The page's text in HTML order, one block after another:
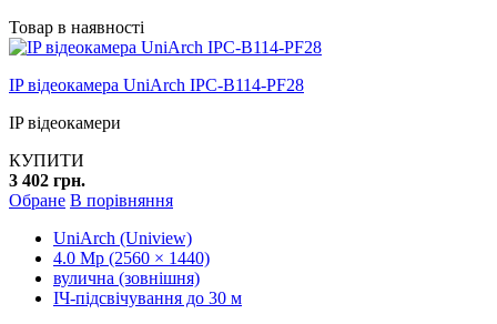
Товар в наявності
IP відеокамера UniArch IPC-B114-PF28
IP відеокамери
КУПИТИ
3 402 грн.
Обране В порівняння
UniArch (Uniview)
4.0 Mp (2560 × 1440)
вулична (зовнішня)
ІЧ-підсвічування до 30 м